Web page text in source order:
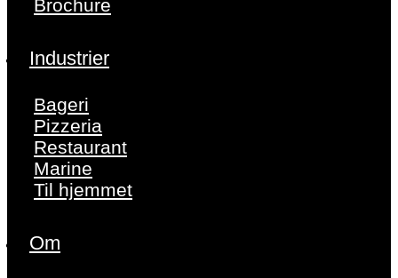
Brochure
Industrier
Bageri
Pizzeria
Restaurant
Marine
Til hjemmet
Om